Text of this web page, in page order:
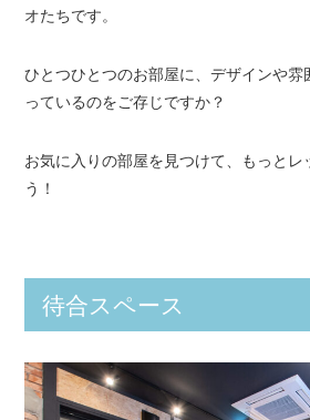
オたちです。
ひとつひとつのお部屋に、デザインや雰
っているのをご存じですか？
お気に入りの部屋を見つけて、もっとレ
う！
待合スペース